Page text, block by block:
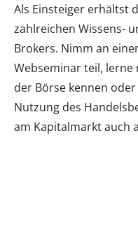
Als Einsteiger erhältst
zahlreichen Wissens-
Brokers. Nimm an
Webseminar teil,
der Börse kennen
Nutzung des
am Kapitalmarkt auch